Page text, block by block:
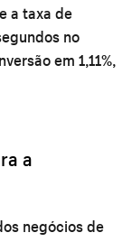
a taxa de
no
em 1,11%,
a
negócios de